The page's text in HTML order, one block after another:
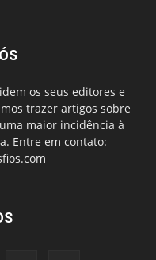
os seus editores e
trazer artigos sobre
maior incidência à
Entre em contato: